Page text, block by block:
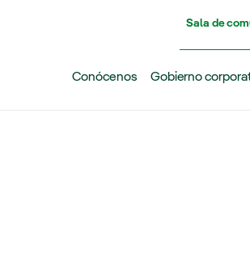
Sala de
Conócenos Gobierno